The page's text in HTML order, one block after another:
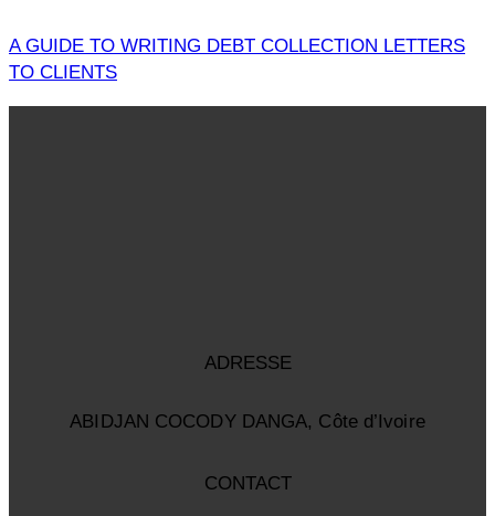
A GUIDE TO WRITING DEBT COLLECTION LETTERS
TO CLIENTS
ADRESSE
ABIDJAN COCODY DANGA, Côte d’Ivoire
CONTACT